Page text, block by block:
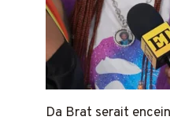
Da Brat serait